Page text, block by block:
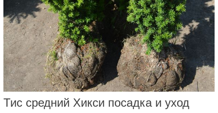
Тис средний Хикси посадка и уход